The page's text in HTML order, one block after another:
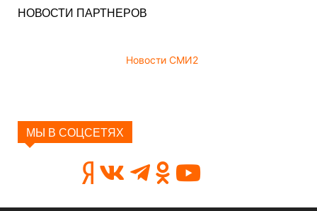
НОВОСТИ ПАРТНЕРОВ
Новости СМИ2
МЫ В СОЦСЕТЯХ